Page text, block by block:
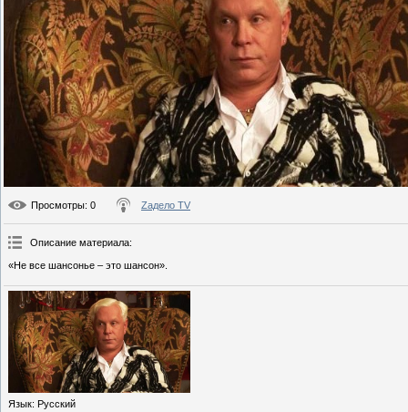
Просмотры: 0 Zадело TV
Описание материала:
«Не все шансонье – это шансон».
Язык: Русский